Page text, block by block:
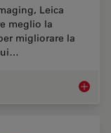
Leica
meglio la
migliorare la